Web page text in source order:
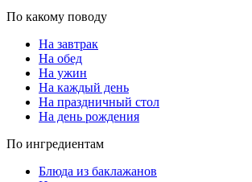
По какому поводу
На завтрак
На обед
На ужин
На каждый день
На праздничный стол
На день рождения
По ингредиентам
Блюда из баклажанов